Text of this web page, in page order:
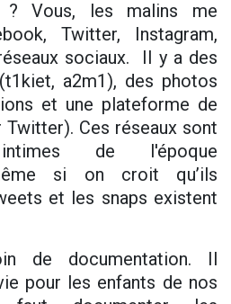
? Vous, les malins me
Twitter, Instagram,
sociaux. Il y a des
a2m1), des photos
et une plateforme de
Twitter). Ces réseaux sont
de l'époque
si on croit qu’ils
et les snaps existent
de documentation. Il
pour les enfants de nos